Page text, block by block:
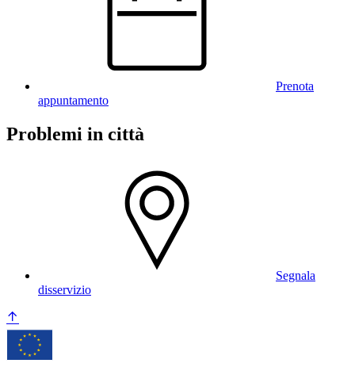
Prenota
appuntamento
Problemi in città
Segnala
disservizio